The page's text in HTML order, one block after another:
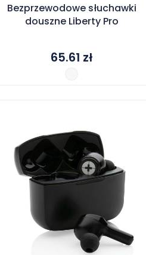
Bezprzewodowe słuchawki
douszne Liberty Pro
65.61 zł